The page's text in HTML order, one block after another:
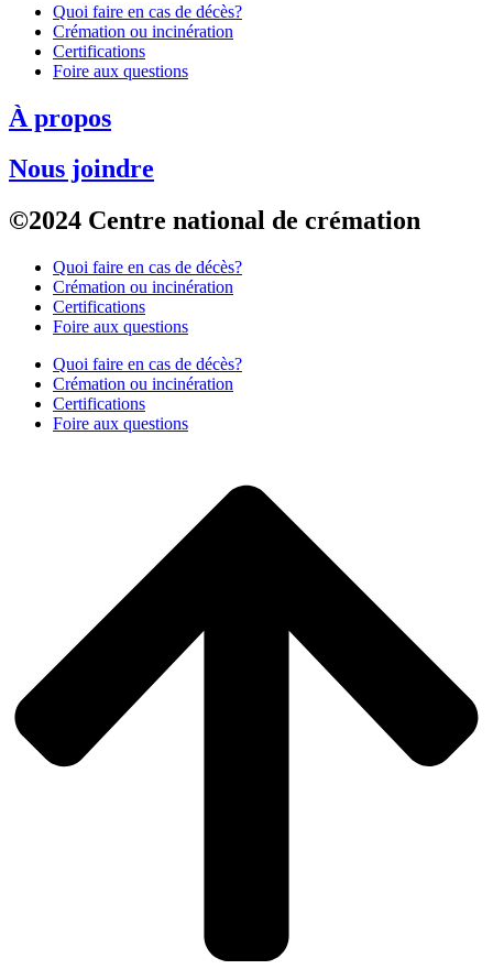
Quoi faire en cas de décès?
Crémation ou incinération
Certifications
Foire aux questions
À propos
Nous joindre
©2024 Centre national de crémation
Quoi faire en cas de décès?
Crémation ou incinération
Certifications
Foire aux questions
Quoi faire en cas de décès?
Crémation ou incinération
Certifications
Foire aux questions